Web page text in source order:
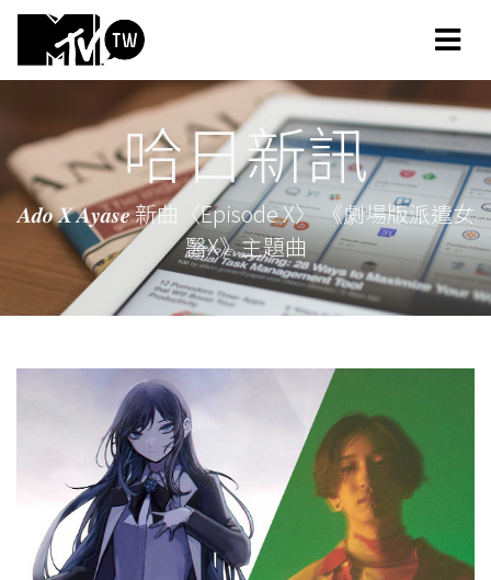
哈日新訊
𝑨𝒅𝒐 𝑿 𝑨𝒚𝒂𝒔𝒆 新曲〈Episode X〉 《劇場版派遣女
醫X》主題曲